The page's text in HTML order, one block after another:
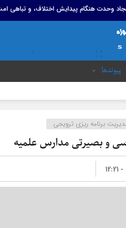
وحدت هنگام پیدایش اختلاف، و
پیوندها
برنامه ریزی ترویجی
و بصیرتی مدارس علمیه